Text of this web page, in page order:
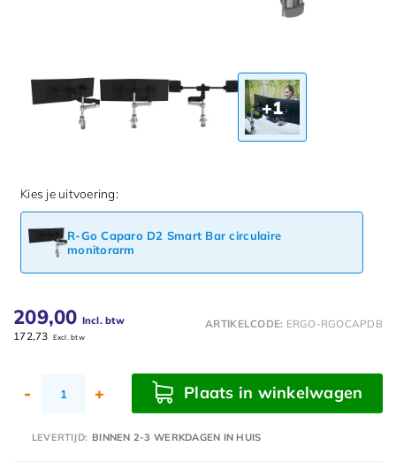
+1
Kies je uitvoering:
R-Go Caparo D2 Smart Bar circulaire
monitorarm
209,00 Incl. btw
172,73 Excl. btw
ARTIKELCODE: ERGO-RGOCAPDB
- + Plaats in winkelwagen
LEVERTIJD: BINNEN 2-3 WERKDAGEN IN HUIS